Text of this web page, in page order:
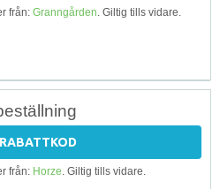
från: Granngården. Giltig tills vidare.
från: Horze. Giltig tills vidare.